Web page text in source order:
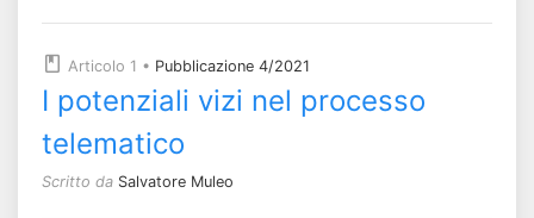
Articolo 1 • Pubblicazione 4/2021
I potenziali vizi nel processo
telematico
Scritto da Salvatore Muleo